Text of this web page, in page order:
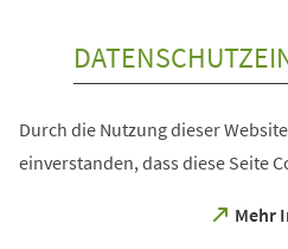
Durch die Nutzung dieser
einverstanden, dass diese Seite
Mehr
(Öffnet